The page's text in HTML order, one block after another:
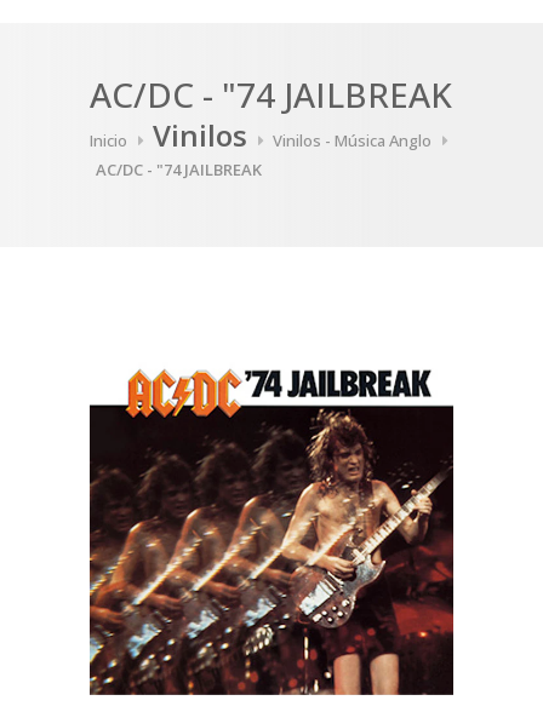
AC/DC - "74 JAILBREAK
Inicio Vinilos
Vinilos - Música Anglo
AC/DC - "74 JAILBREAK